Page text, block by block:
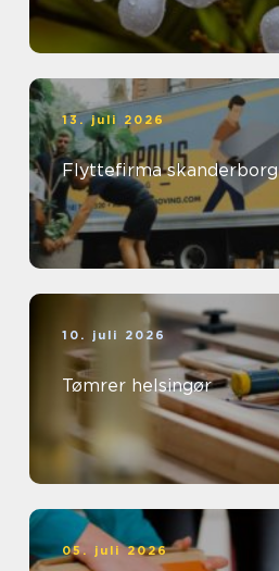
13. juli 2026
Flyttefirma skanderborg
10. juli 2026
Tømrer helsingør
05. juli 2026